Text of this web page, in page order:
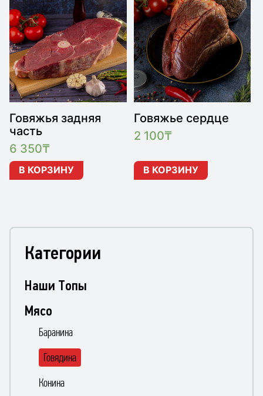
Говяжья задняя
часть
6 350₸
В КОРЗИНУ
Говяжье сердце
2 100₸
В КОРЗИНУ
Категории
Наши Топы
Мясо
Баранина
Говядина
Конина